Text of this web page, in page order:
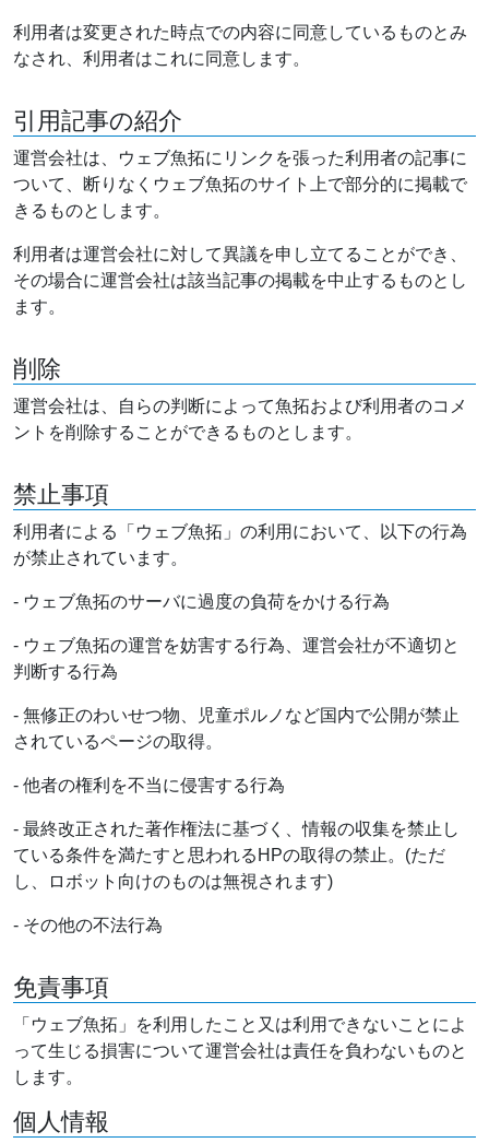
利用者は変更された時点での内容に同意しているものとみ
なされ、利用者はこれに同意します。
引用記事の紹介
運営会社は、ウェブ魚拓にリンクを張った利用者の記事に
ついて、断りなくウェブ魚拓のサイト上で部分的に掲載で
きるものとします。
利用者は運営会社に対して異議を申し立てることができ、
その場合に運営会社は該当記事の掲載を中止するものとし
ます。
削除
運営会社は、自らの判断によって魚拓および利用者のコメ
ントを削除することができるものとします。
禁止事項
利用者による「ウェブ魚拓」の利用において、以下の行為
が禁止されています。
- ウェブ魚拓のサーバに過度の負荷をかける行為
- ウェブ魚拓の運営を妨害する行為、運営会社が不適切と
判断する行為
- 無修正のわいせつ物、児童ポルノなど国内で公開が禁止
されているページの取得。
- 他者の権利を不当に侵害する行為
- 最終改正された著作権法に基づく、情報の収集を禁止し
ている条件を満たすと思われるHPの取得の禁止。(ただ
し、ロボット向けのものは無視されます)
- その他の不法行為
免責事項
「ウェブ魚拓」を利用したこと又は利用できないことによ
って生じる損害について運営会社は責任を負わないものと
します。
個人情報